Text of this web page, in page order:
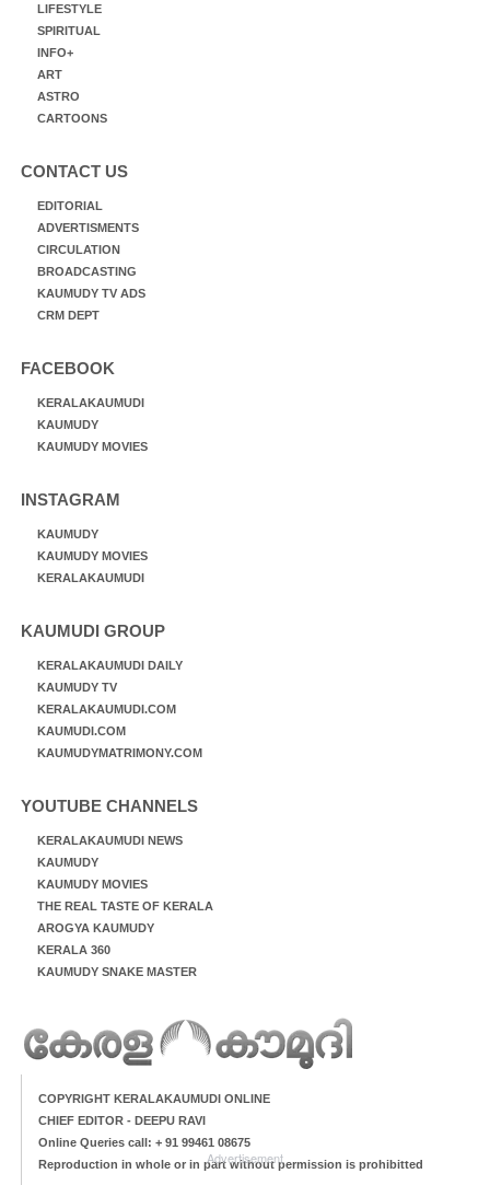
LIFESTYLE
SPIRITUAL
INFO+
ART
ASTRO
CARTOONS
CONTACT US
EDITORIAL
ADVERTISMENTS
CIRCULATION
BROADCASTING
KAUMUDY TV ADS
CRM DEPT
FACEBOOK
KERALAKAUMUDI
KAUMUDY
KAUMUDY MOVIES
INSTAGRAM
KAUMUDY
KAUMUDY MOVIES
KERALAKAUMUDI
KAUMUDI GROUP
KERALAKAUMUDI DAILY
KAUMUDY TV
KERALAKAUMUDI.COM
KAUMUDI.COM
KAUMUDYMATRIMONY.COM
YOUTUBE CHANNELS
KERALAKAUMUDI NEWS
KAUMUDY
KAUMUDY MOVIES
THE REAL TASTE OF KERALA
AROGYA KAUMUDY
KERALA 360
KAUMUDY SNAKE MASTER
COPYRIGHT KERALAKAUMUDI ONLINE
CHIEF EDITOR - DEEPU RAVI
Online Queries call: + 91 99461 08675
Reproduction in whole or in part without permission is prohibitted
Advertisement